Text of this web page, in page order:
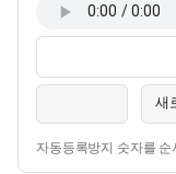
이름필수
비밀번호필수
새
자동등록방지 숫자를 순